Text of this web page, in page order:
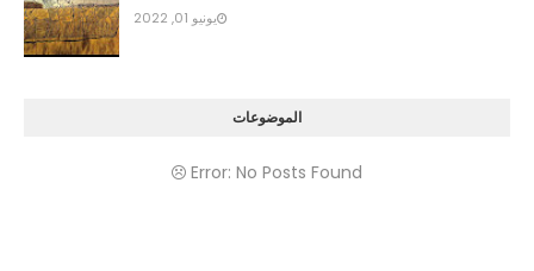
يونيو 01, 2022
الموضوعات
Error: No Posts Found